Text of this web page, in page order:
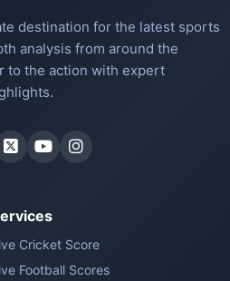
destination for the latest sports
analysis from around the
to the action with expert
Cricket Score
Football Scores